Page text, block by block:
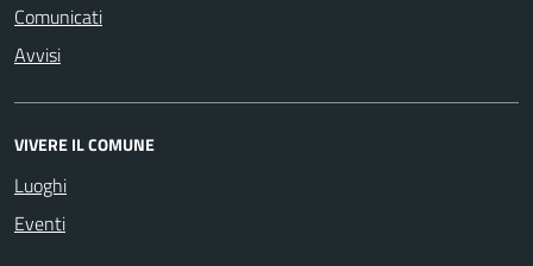
Comunicati
Avvisi
VIVERE IL COMUNE
Luoghi
Eventi